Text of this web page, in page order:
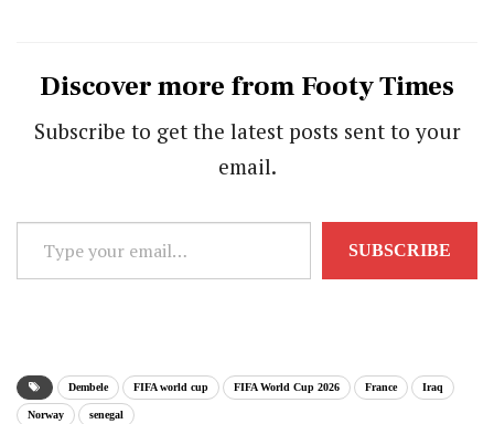
Discover more from Footy Times
Subscribe to get the latest posts sent to your
email.
Type
your
SUBSCRIBE
Dembele FIFA world cup FIFA World Cup 2026 France Iraq
Norway senegal